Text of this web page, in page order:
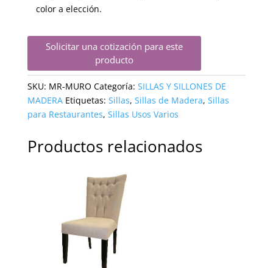
color a elección.
Solicitar una cotización para este
producto
SKU: MR-MURO Categoría: SILLAS Y SILLONES DE
MADERA Etiquetas: Sillas, Sillas de Madera, Sillas
para Restaurantes, Sillas Usos Varios
Productos relacionados